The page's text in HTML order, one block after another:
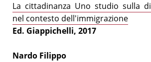
La cittadinanza Uno studio sulla
nel contesto dell'immigrazione
Ed. Giappichelli, 2017
Nardo Filippo